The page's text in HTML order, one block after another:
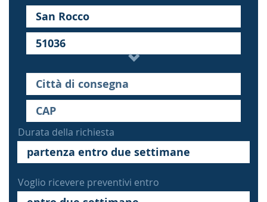
Durata della richiesta
Voglio ricevere preventivi entro